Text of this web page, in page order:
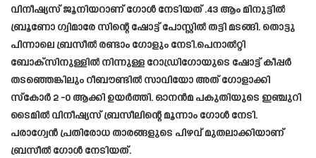
വിനീഷ്യസ് ജൂനിയറാണ് ഗോൾ നേടിയത് .43 ആം മിനുട്ടിൽ
ബ്രൂണോ ഗ്വിമാരേ സിന്റെ ഷോട്ട് പോസ്റ്റിൽ തട്ടി മടങ്ങി. തൊട്ടു
പിന്നാലെ ബ്രസീൽ രണ്ടാം ഗോളും നേടി.പെനാൽറ്റി
ബോക്‌സിനുള്ളിൽ നിന്നുള്ള റോഡ്രിഗോയുടെ ഷോട്ട് കീപ്പർ
തടഞ്ഞെങ്കിലും റീബൗണ്ടിൽ സാവിയോ അത് ഗോളാക്കി
സ്കോർ 2 -0 ആക്കി ഉയർത്തി. ഓനൻമ പകുതിയുടെ ഇഞ്ചുറി
ടൈമിൽ വിനീഷ്യസ് ബ്രസീലിന്റെ മൂന്നാം ഗോൾ നേടി.
പരാഗ്വേൻ പ്രതിരോധ താരങ്ങളുടെ പിഴവ് മുതലാക്കിയാണ്
ബ്രസീൽ ഗോൾ നേടിയത്.